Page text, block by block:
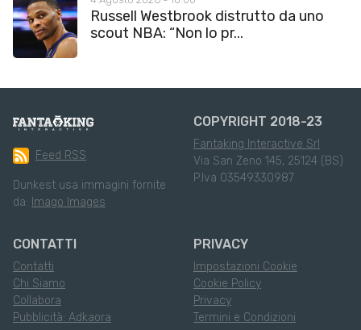
Russell Westbrook distrutto da uno
scout NBA: “Non lo pr...
Feed RSS
Dunkest usa immagini fornite
da: Imago Images
COPYRIGHT 2018-23
Fantaking Interactive Srl
Via San Zeno 145, 25124 (BS)
P.Iva 03549330987
CONTATTI
Contatti
Chi Siamo
Collabora
Pubblicità: Adkaora
PRIVACY
Impostazioni Cookie
Cookie Policy
Privacy
Termini e Condizioni